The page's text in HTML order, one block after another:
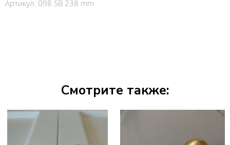
Артикул: 098 SB 238 mm
Смотрите также: